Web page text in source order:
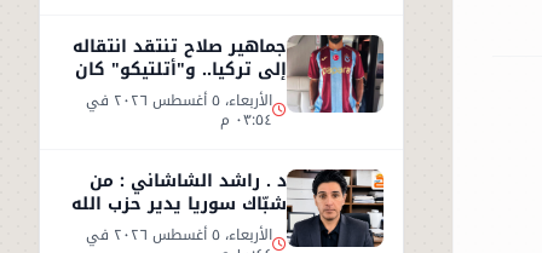
جماهير صلاح تنتقد انتقاله
إلى تركيا.. و"أتلتيكو" كان
الخيار الأفضل الأربعاء، ٥ أغسطس ٢٠٢٦ في
٠٣:٥٤ م
د . راشد الشاشاني : من
شبّاك سوريا يدير حزب الله
وجهه نحو السعوديّة الأربعاء، ٥ أغسطس ٢٠٢٦ في